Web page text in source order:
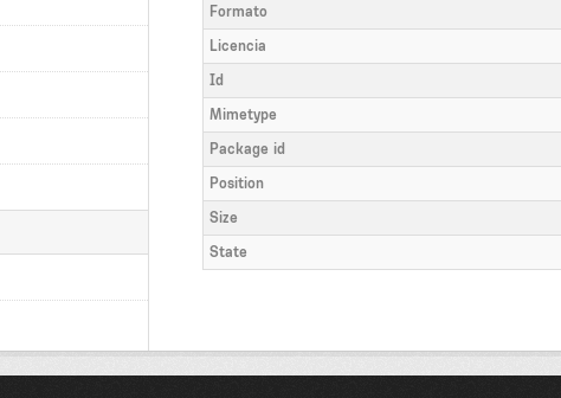
Formato
Licencia
Id
Mimetype
Package id
Position
Size
State